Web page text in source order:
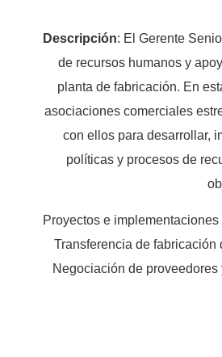
Descripción: El Gerente
de recursos humanos y
planta de fabricación. En
asociaciones comerciales
con ellos para desarrollar,
políticas y procesos de
Proyectos e
Transferencia de fabricación
Negociación de